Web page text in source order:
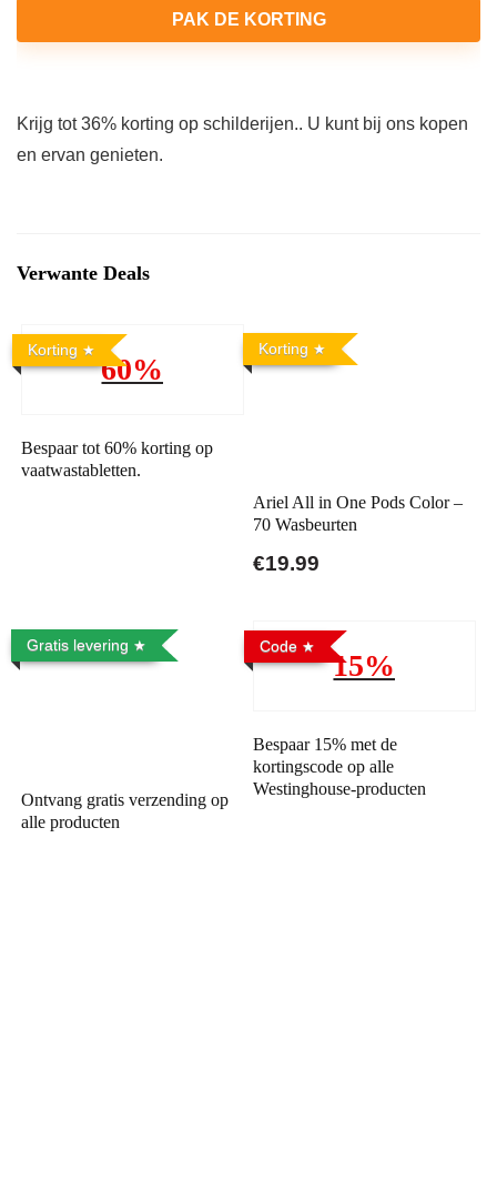
PAK DE KORTING
Krijg tot 36% korting op schilderijen.. U kunt bij ons kopen
en ervan genieten.
Verwante Deals
Korting
60%
Bespaar tot 60% korting op
vaatwastabletten.
Korting
Ariel All in One Pods Color –
70 Wasbeurten
€19.99
Gratis levering
Ontvang gratis verzending op
alle producten
Code
15%
Bespaar 15% met de
kortingscode op alle
Westinghouse-producten